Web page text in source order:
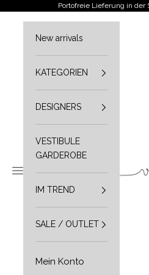
Zum Inhalt springenPortofreie Lieferung in der
Navigationsmenü öffnen
New arrivals
KATEGORIEN
DESIGNERS
VESTIBULE
GARDEROBE
IM TREND
SALE / OUTLET
Mein Konto